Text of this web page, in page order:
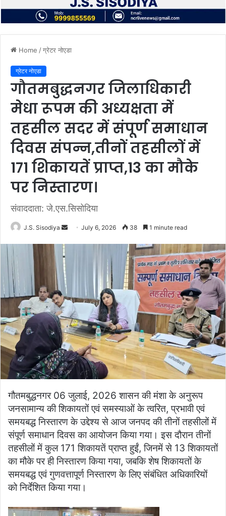
Home /ग्रेटर नोएडा
ग्रेटर नोएडा
गौतमबुद्धनगर जिलाधिकारी
मेधा रूपम की अध्यक्षता में
तहसील सदर में संपूर्ण समाधान
दिवस संपन्न,तीनों तहसीलों में
171 शिकायतें प्राप्त,13 का मौके
पर निस्तारण।
संवाददाता: जे.एस.सिसोदिया
J.S. Sisodiya
Send July 6, 2026 38 1 minute read
गौतमबुद्धनगर 06 जुलाई, 2026 शासन की मंशा के अनुरूप
जनसामान्य की शिकायतों एवं समस्याओं के त्वरित, प्रभावी एवं
समयबद्ध निस्तारण के उद्देश्य से आज जनपद की तीनों तहसीलों में
संपूर्ण समाधान दिवस का आयोजन किया गया। इस दौरान तीनों
तहसीलों में कुल 171 शिकायतें प्राप्त हुईं, जिनमें से 13 शिकायतों
का मौके पर ही निस्तारण किया गया, जबकि शेष शिकायतों के
समयबद्ध एवं गुणवत्तापूर्ण निस्तारण के लिए संबंधित अधिकारियों
को निर्देशित किया गया।